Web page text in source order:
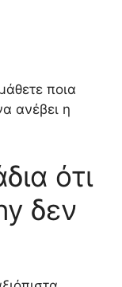
ποια
ανέβει η
ότι
δεν